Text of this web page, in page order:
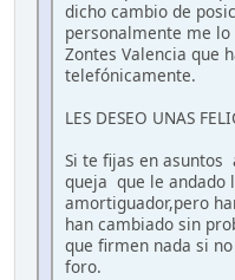
dicho cambio de
personalmente me
Zontes Valencia que
telefónicamente.
LES DESEO UNAS
Si te fijas en asuntos
queja que le andado
amortiguador,pero
han cambiado sin
que firmen nada si
foro.